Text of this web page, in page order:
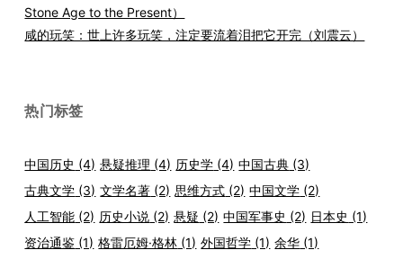
Stone Age to the Present）
咸的玩笑：世上许多玩笑，注定要流着泪把它开完（刘震云）
热门标签
中国历史 (4) 悬疑推理 (4) 历史学 (4) 中国古典 (3)
古典文学 (3) 文学名著 (2) 思维方式 (2) 中国文学 (2)
人工智能 (2) 历史小说 (2) 悬疑 (2) 中国军事史 (2) 日本史 (1)
资治通鉴 (1) 格雷厄姆·格林 (1) 外国哲学 (1) 余华 (1)